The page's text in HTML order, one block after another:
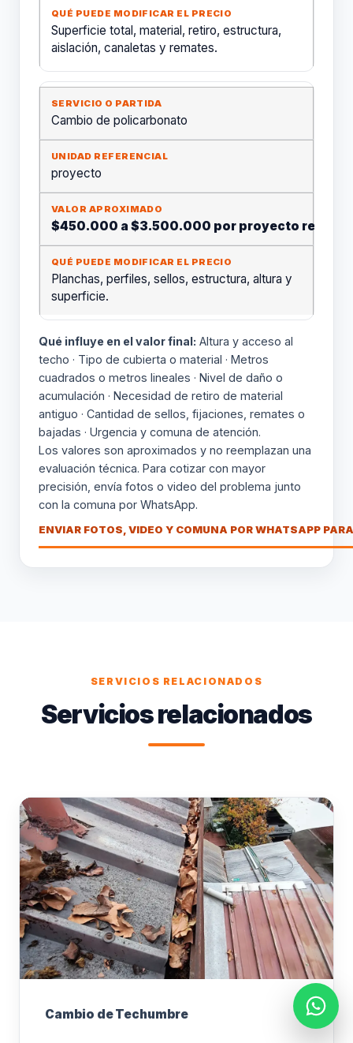
Superficie total, material, retiro, estructura,
aislación, canaletas y remates.
Cambio de policarbonato
proyecto
$450.000 a $3.500.000 por proyecto
Planchas, perfiles, sellos, estructura, altura y
superficie.
Qué influye en el valor final: Altura y acceso al
techo · Tipo de cubierta o material · Metros
cuadrados o metros lineales · Nivel de daño o
acumulación · Necesidad de retiro de material
antiguo · Cantidad de sellos, fijaciones, remates o
bajadas · Urgencia y comuna de atención.
Los valores son aproximados y no reemplazan una
evaluación técnica. Para cotizar con mayor
precisión, envía fotos o video del problema junto
con la comuna por WhatsApp.
ENVIAR FOTOS, VIDEO Y COMUNA POR WHATSAPP
SERVICIOS RELACIONADOS
Servicios relacionados
Cambio de Techumbre